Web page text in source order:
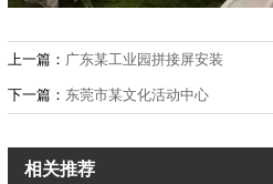
上一篇： 广东某工业园拼接屏安装
下一篇： 东莞市某文化活动中心
相关推荐